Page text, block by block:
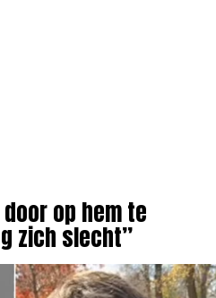
op hem te
zich slecht”